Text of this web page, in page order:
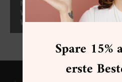
Media
Weihnachtskarten
Workshop
Spare 15%
erste